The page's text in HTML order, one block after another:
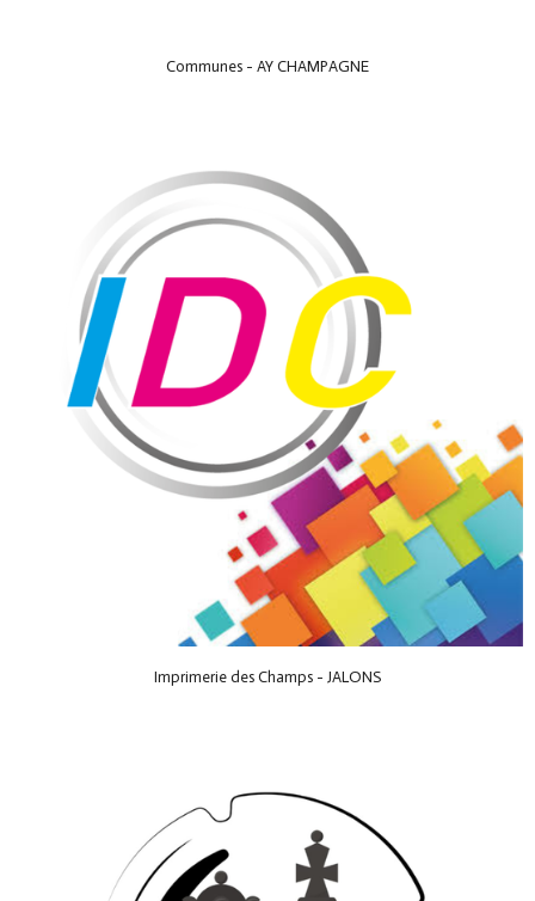
Communes - AY CHAMPAGNE
Imprimerie des Champs - JALONS